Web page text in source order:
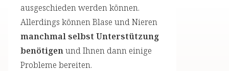
ausgeschieden werden können.
Allerdings können Blase und Nieren
manchmal selbst Unterstützung
benötigenund Ihnen dann einige
Probleme bereiten.